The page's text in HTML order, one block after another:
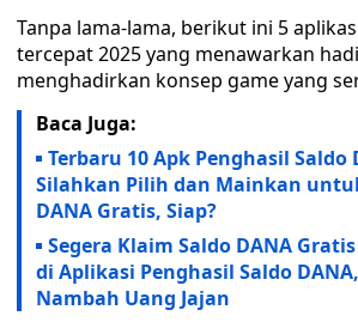
Tanpa lama-lama, berikut ini 5
tercepat 2025 yang menawarkan
menghadirkan konsep game yang
Baca Juga:
Terbaru 10 Apk Penghasil Saldo
Silahkan Pilih dan Mainkan
DANA Gratis, Siap?
Segera Klaim Saldo DANA
di Aplikasi Penghasil Saldo
Nambah Uang Jajan